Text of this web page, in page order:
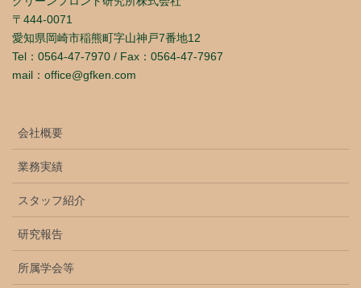
〒444-0071
愛知県岡崎市稲熊町字山神戸7番地12
Tel：0564-47-7970 / Fax：0564-47-7967
mail：office@gfken.com
会社概要
業務実績
スタッフ紹介
研究報告
所属学会等